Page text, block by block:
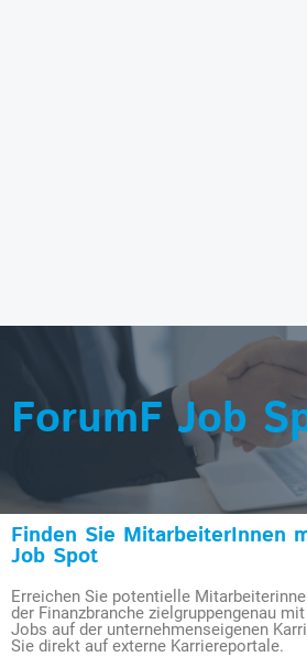
ForumF Job
Finden Sie MitarbeiterInnen
Job Spot
Erreichen Sie potentielle
der Finanzbranche zielgruppengenau
Jobs auf der unternehmenseigenen
Sie direkt auf externe Karriereportale.